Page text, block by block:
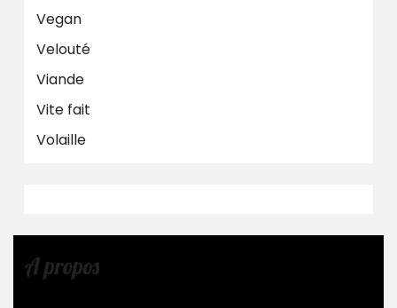
Vegan
Velouté
Viande
Vite fait
Volaille
A propos